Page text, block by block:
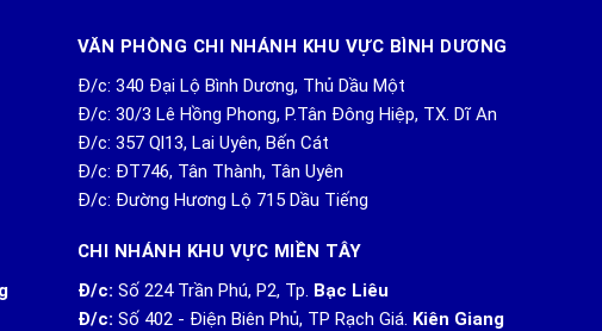
VĂN PHÒNG CHI NHÁNH KHU VỰC BÌNH DƯƠNG
Đ/c: 340 Đại Lộ Bình Dương, Thủ Dầu Một
Đ/c: 30/3 Lê Hồng Phong, P.Tân Đông Hiệp, TX. Dĩ An
Đ/c: 357 Ql13, Lai Uyên, Bến Cát
Đ/c: ĐT746, Tân Thành, Tân Uyên
Đ/c: Đường Hương Lộ 715 Dầu Tiếng
CHI NHÁNH KHU VỰC MIỀN TÂY
Đ/c: Số 224 Trần Phú, P2, Tp. Bạc Liêu
Đ/c: Số 402 - Điện Biên Phủ, TP Rạch Giá. Kiên Giang